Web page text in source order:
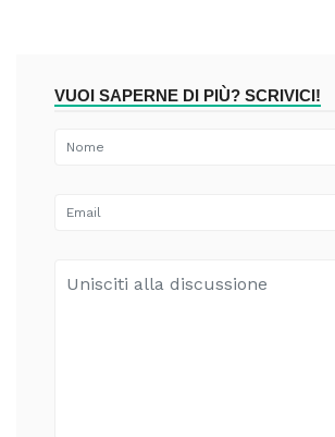
VUOI SAPERNE DI PIÙ? SCRIVICI!